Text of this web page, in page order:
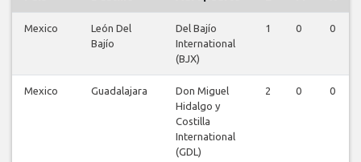
Mexico
León Del
Bajío
Del Bajío
International
(BJX)
1 0 0
Mexico Guadalajara
Don Miguel
Hidalgo y
Costilla
International
(GDL)
2 0 0